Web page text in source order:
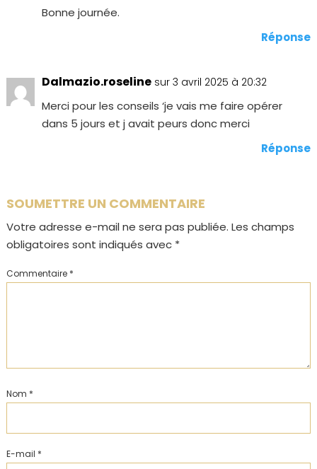
Bonne journée.
Réponse
Dalmazio.roseline sur 3 avril 2025 à 20:32
Merci pour les conseils ‘je vais me faire opérer
dans 5 jours et j avait peurs donc merci
Réponse
SOUMETTRE UN COMMENTAIRE
Votre adresse e-mail ne sera pas publiée. Les champs
obligatoires sont indiqués avec *
Commentaire *
Nom *
E-mail *